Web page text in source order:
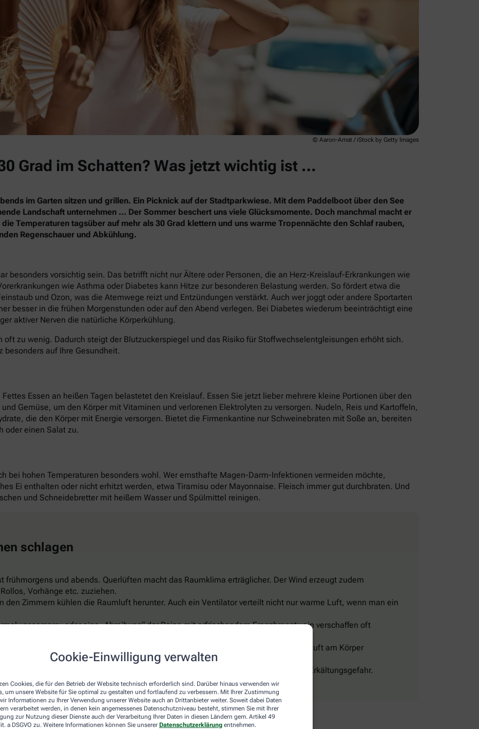
Cookie-Einwilligung verwalten
Cookies, die für den Betrieb der Website technisch erforderlich sind. Darüber hinaus verwenden wir
um unsere Website für Sie optimal zu gestalten und fortlaufend zu verbessern. Mit Ihrer Zustimmung
Informationen zu Ihrer Verwendung unserer Website auch an Drittanbieter weiter. Soweit dabei Daten
verarbeitet werden, in denen kein angemessenes Datenschutzniveau besteht, stimmen Sie mit Ihrer
zur Nutzung dieser Dienste auch der Verarbeitung Ihrer Daten in diesen Ländern gem. Artikel 49
a DSGVO zu. Weitere Informationen können Sie unserer Datenschutzerklärung entnehmen.
© Aaron-Amat / iStock by Getty Images
Grad im Schatten? Was jetzt wichtig ist …
im Garten sitzen und grillen. Ein Picknick auf der Stadtparkwiese. Mit dem Paddelboot über den See
Landschaft unternehmen … Der Sommer beschert uns viele Glücksmomente. Doch manchmal macht er
Temperaturen tagsüber auf mehr als 30 Grad klettern und uns warme Tropennächte den Schlaf rauben,
Regenschauer und Abkühlung.
besonders vorsichtig sein. Das betrifft nicht nur Ältere oder Personen, die an Herz-Kreislauf-Erkrankungen wie
wie Asthma oder Diabetes kann Hitze zur besonderen Belastung werden. So fördert etwa die
und Ozon, was die Atemwege reizt und Entzündungen verstärkt. Auch wer joggt oder andere Sportarten
besser in die frühen Morgenstunden oder auf den Abend verlegen. Bei Diabetes wiederum beeinträchtigt eine
aktiver Nerven die natürliche Körperkühlung.
oft zu wenig. Dadurch steigt der Blutzuckerspiegel und das Risiko für Stoffwechselentgleisungen erhöht sich.
besonders auf Ihre Gesundheit.
Essen an heißen Tagen belastetet den Kreislauf. Essen Sie jetzt lieber mehrere kleine Portionen über den
Gemüse, um den Körper mit Vitaminen und verlorenen Elektrolyten zu versorgen. Nudeln, Reis und Kartoffeln,
die den Körper mit Energie versorgen. Bietet die Firmenkantine nur Schweinebraten mit Soße an, bereiten
oder einen Salat zu.
bei hohen Temperaturen besonders wohl. Wer ernsthafte Magen-Darm-Infektionen vermeiden möchte,
Ei enthalten oder nicht erhitzt werden, etwa Tiramisu oder Mayonnaise. Fleisch immer gut durchbraten. Und
und Schneidebretter mit heißem Wasser und Spülmittel reinigen.
schlagen
frühmorgens und abends. Querlüften macht das Raumklima erträglicher. Der Wind erzeugt zudem
Vorhänge etc. zuziehen.
den Zimmern kühlen die Raumluft herunter. Auch ein Ventilator verteilt nicht nur warme Luft, wenn man ein
oder eine „Abreibung“ der Beine mit erfrischendem Franzbranntwein verschaffen oft
oder feuchte Umschläge auf Arme, Beine, Stirn oder Nacken sind eine Wohltat.
Beispiel aus Leinen, reflektiert das Sonnenlicht, ist luftdurchlässig und lässt die Luft am Körper
schon für rund 150 Euro. Aber Vorsicht: Nicht zu kalt einstellen, sonst droht Erkältungsgefahr.